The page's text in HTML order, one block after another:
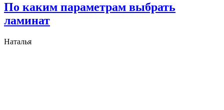
По каким параметрам выбрать
ламинат
Наталья